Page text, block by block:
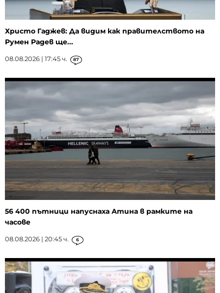
Христо Гаджев: Да видим как правителството на
Румен Радев ще...
08.08.2026 | 17:45 ч. 87
56 400 пътници напуснаха Атина в рамките на
часове
08.08.2026 | 20:45 ч. 6